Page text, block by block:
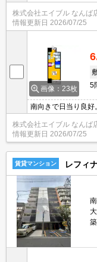
ンターネット無料。
株式会社エイブル なんば
情報更新日 2026/07/25
画像：23枚
5
南向きで日当り良好
い。オートロック
ムクリーニング料金
株式会社エイブル なんば
情報更新日 2026/07/25
賃貸マンション レフィ